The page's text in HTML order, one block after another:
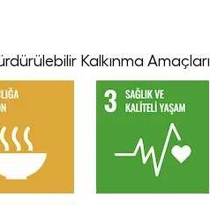
Kalkınma Amaçları